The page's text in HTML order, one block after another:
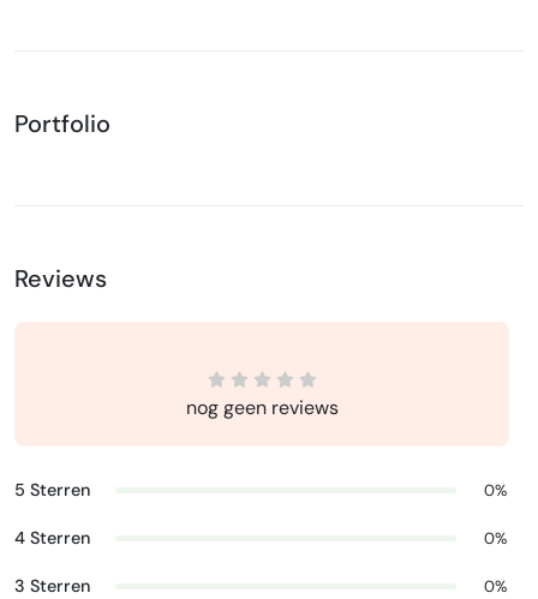
Portfolio
Reviews
nog geen reviews
5 Sterren 0%
4 Sterren 0%
3 Sterren 0%